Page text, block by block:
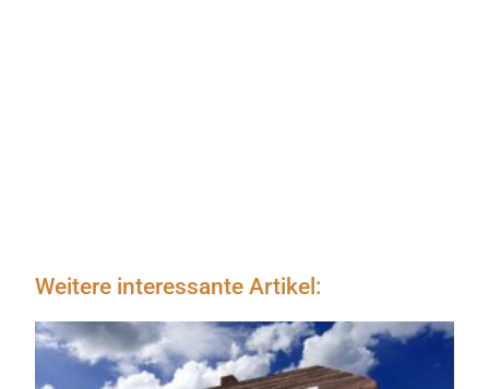
Weitere interessante Artikel: